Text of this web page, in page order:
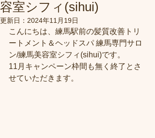
容室シフィ(sihui)
更新日： 2024年11月19日
こんにちは、練馬駅前の髪質改善トリ
ートメント＆ヘッドスパ 練馬専門サロ
ン/練馬美容室シフィ(sihui)です。
11月キャンペーン枠間も無く終了とさ
せていただきます。